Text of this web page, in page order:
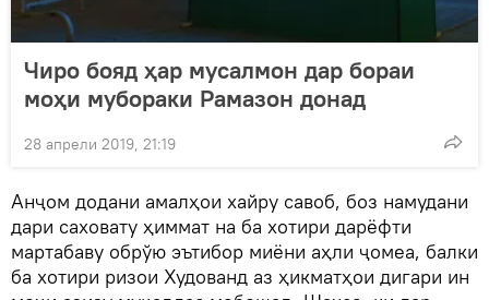
Чиро бояд ҳар мусалмон дар бораи
моҳи мубораки Рамазон донад
28 апрели 2019, 21:19
Анҷом додани амалҳои хайру савоб, боз намудани
дари саховату ҳиммат на ба хотири дарёфти
мартабаву обрўю эътибор миёни аҳли ҷомеа, балки
ба хотири ризои Худованд аз ҳикматҳои дигари ин